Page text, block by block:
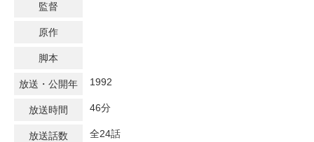
監督
原作
脚本
放送・公開年 1992
放送時間 46分
放送話数 全24話